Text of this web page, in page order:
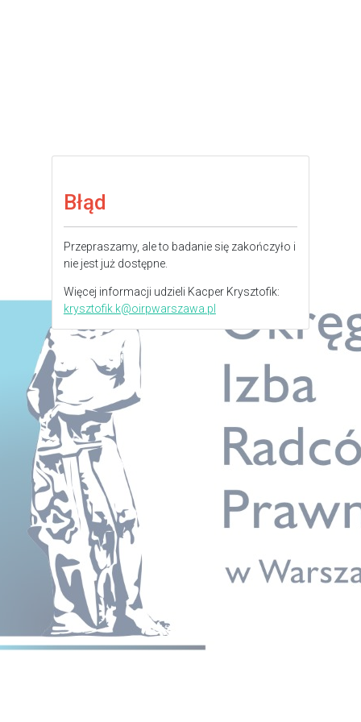
Błąd
Przepraszamy, ale to badanie się zakończyło i
nie jest już dostępne.
Więcej informacji udzieli Kacper Krysztofik:
krysztofik.k@oirpwarszawa.pl